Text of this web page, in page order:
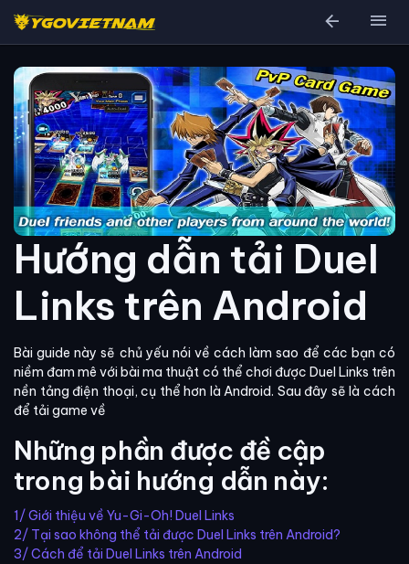
arrow_back menu
Hướng dẫn tải Duel
Links trên Android
Bài guide này sẽ chủ yếu nói về cách làm sao để các bạn có
niềm đam mê với bài ma thuật có thể chơi được Duel Links trên
nền tảng điện thoại, cụ thể hơn là Android. Sau đây sẽ là cách
để tải game về
Những phần được đề cập
trong bài hướng dẫn này:
1/ Giới thiệu về Yu-Gi-Oh! Duel Links
2/ Tại sao không thể tải được Duel Links trên Android?
3/ Cách để tải Duel Links trên Android